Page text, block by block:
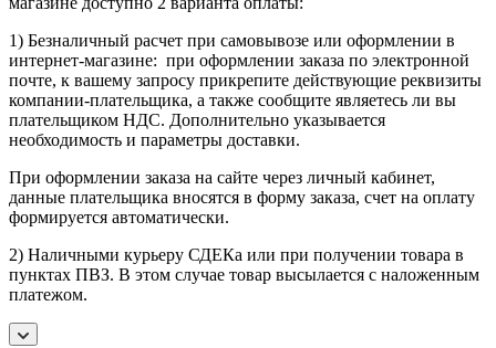
1) Безналичный расчет при самовывозе или оформлении в
интернет-магазине: при оформлении заказа по электронной
почте, к вашему запросу прикрепите действующие реквизиты
компании-плательщика, а также сообщите являетесь ли вы
плательщиком НДС. Дополнительно указывается
необходимость и параметры доставки.
При оформлении заказа на сайте через личный кабинет,
данные плательщика вносятся в форму заказа, счет на оплату
формируется автоматически.
2) Наличными курьеру СДЕКа или при получении товара в
пунктах ПВЗ. В этом случае товар высылается с наложенным
платежом.